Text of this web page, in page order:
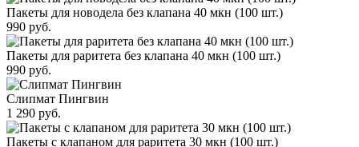
Пакеты для новодела без клапана 40 мкн (100 шт.)
990 руб.
Пакеты для раритета без клапана 40 мкн (100 шт.)
990 руб.
Слипмат Пингвин
1 290 руб.
Пакеты с клапаном для раритета 30 мкн (100 шт.)